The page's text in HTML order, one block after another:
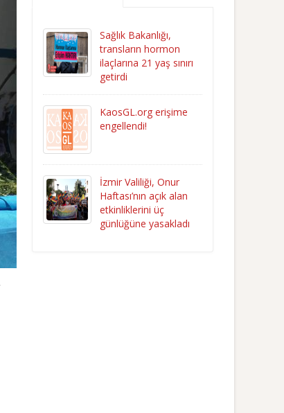
Sağlık Bakanlığı,
transların hormon
ilaçlarına 21 yaş sınırı
getirdi
KaosGL.org erişime
engellendi!
İzmir Valiliği, Onur
Haftası’nın açık alan
etkinliklerini üç
günlüğüne yasakladı